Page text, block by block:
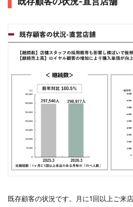
既存顧客の状況です。月に1回以上ご来